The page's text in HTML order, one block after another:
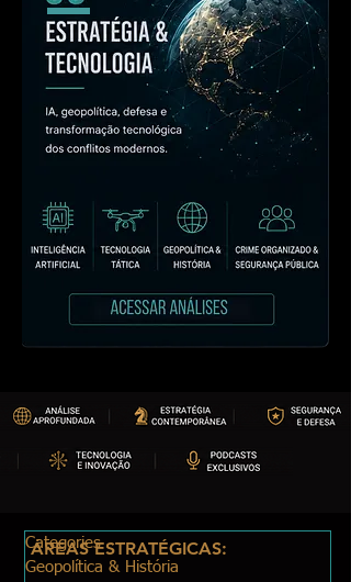
Categories
Geopolítica & História
ÁREAS ESTRATÉGICAS: